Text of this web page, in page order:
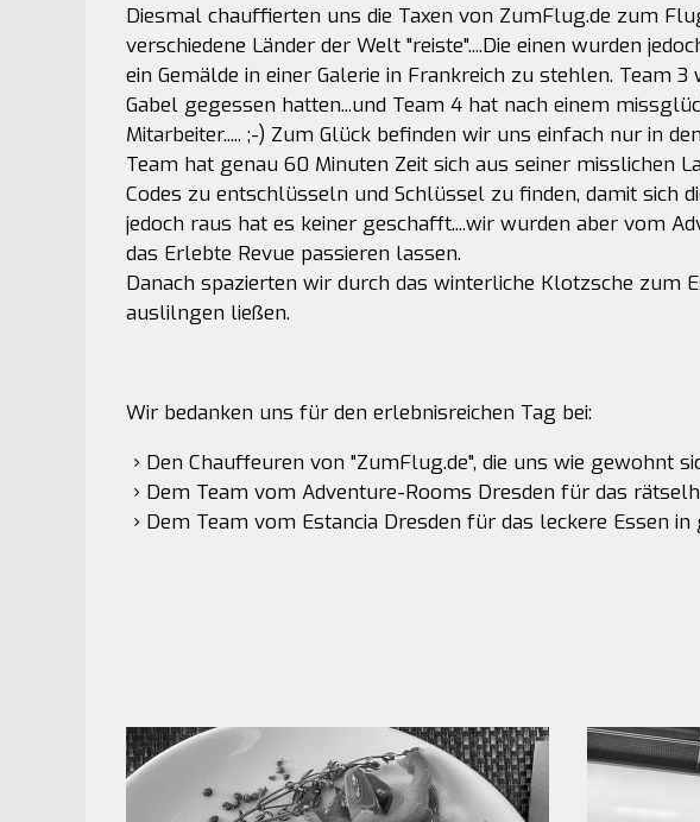
Diesmal chauffierten uns die Taxen von ZumFlug.de zum
verschiedene Länder der Welt "reiste"....Die einen wurden
ein Gemälde in einer Galerie in Frankreich zu stehlen. Team
Gabel gegessen hatten...und Team 4 hat nach einem
Mitarbeiter..... ;-) Zum Glück befinden wir uns einfach nur in
Team hat genau 60 Minuten Zeit sich aus seiner misslichen
Codes zu entschlüsseln und Schlüssel zu finden, damit sich
jedoch raus hat es keiner geschafft....wir wurden aber vom
das Erlebte Revue passieren lassen.
Danach spazierten wir durch das winterliche Klotzsche zum
auslilngen ließen.
Wir bedanken uns für den erlebnisreichen Tag bei:
Den Chauffeuren von "ZumFlug.de", die uns wie gewohnt
Dem Team vom Adventure-Rooms Dresden für das
Dem Team vom Estancia Dresden für das leckere Essen